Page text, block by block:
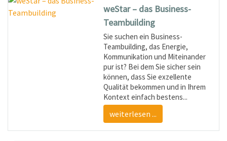
weStar – das Business-
Teambuilding
Sie suchen ein Business-
Teambuilding, das Energie,
Kommunikation und Miteinander
pur ist? Bei dem Sie sicher sein
können, dass Sie exzellente
Qualität bekommen und in Ihrem
Kontext einfach bestens...
weiterlesen ...